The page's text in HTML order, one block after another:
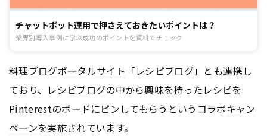
チャットボット運用で押さえておきたいポイントは？
業界別導入事例に学ぶ成功のポイントを資料でチェック
料理ブログポータルサイト 「レシピブログ」とも連携し
ており、レシピブログの中から興味を持ったレシピを
Pinterestのボードにピンしてもらうというコラボキャン
ペーンを実施されています。